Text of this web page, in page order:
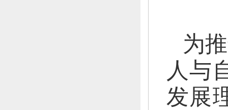
为
人与
发展